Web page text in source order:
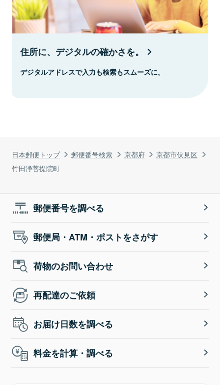
日本郵便トップ 郵便番号検索 京都府
京都市伏見区
竹田浄菩提院町
住所に、デジタルの確かさを。
デジタルアドレスで入力も検索もスムーズに。
郵便番号を調べる
郵便局・ATM・ポストをさがす
荷物のお問い合わせ
再配達のご依頼
お届け日数を調べる
料金を計算・調べる